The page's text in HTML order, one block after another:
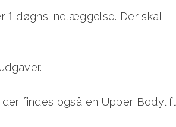
døgns indlæggelse. Der skal
findes også en Upper Bodylift